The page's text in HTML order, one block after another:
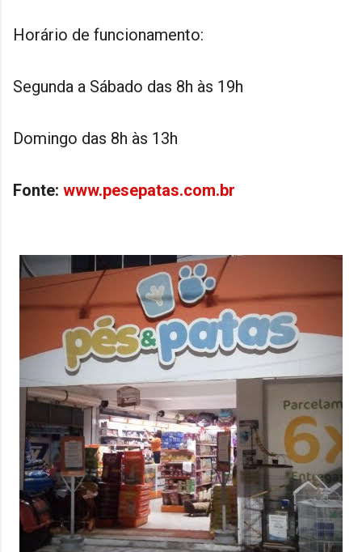
Horário de funcionamento:
Segunda a Sábado das 8h às 19h
Domingo das 8h às 13h
Fonte: www.pesepatas.com.br